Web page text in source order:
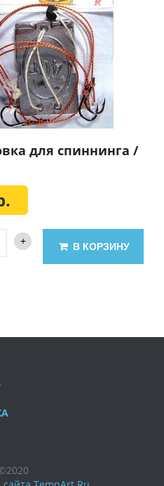
для спиннинга /
В КОРЗИНУ
2020